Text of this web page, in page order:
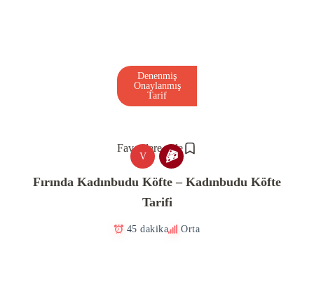
Favorilere ekle
Denenmiş
Onaylanmış
Tarif
V
Fırında Kadınbudu Köfte – Kadınbudu Köfte
Tarifi
45 dakika Orta